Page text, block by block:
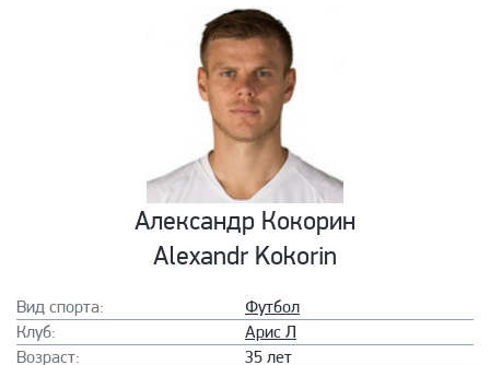
Александр Кокорин
Alexandr Kokorin
Вид спорта:
Футбол
Клуб:
Арис Л
Возраст:
35 лет